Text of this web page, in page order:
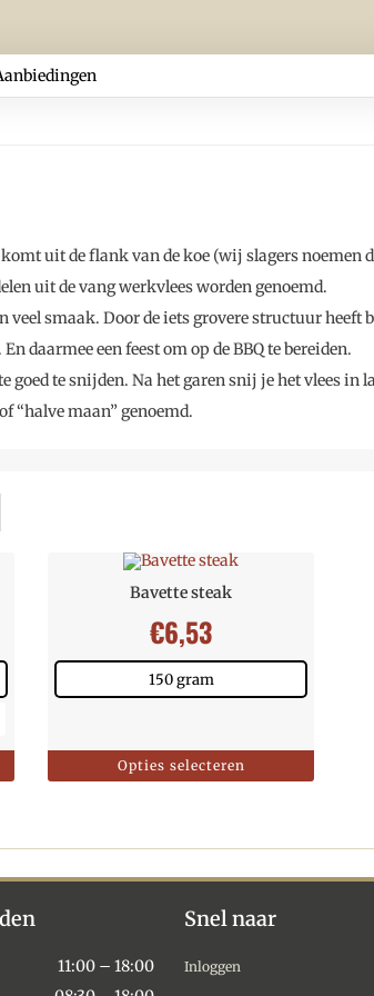
uit de flank van de koe (wij slagers noemen
uit de vang werkvlees worden genoemd.
veel smaak. Door de iets grovere structuur
daarmee een feest om op de BBQ te bereiden.
goed te snijden. Na het garen snij je het vlees in
“halve maan” genoemd.
Bavette steak
€6,53
150 gram
Opties selecteren
11:00 – 18:00
Snel naar
Inloggen